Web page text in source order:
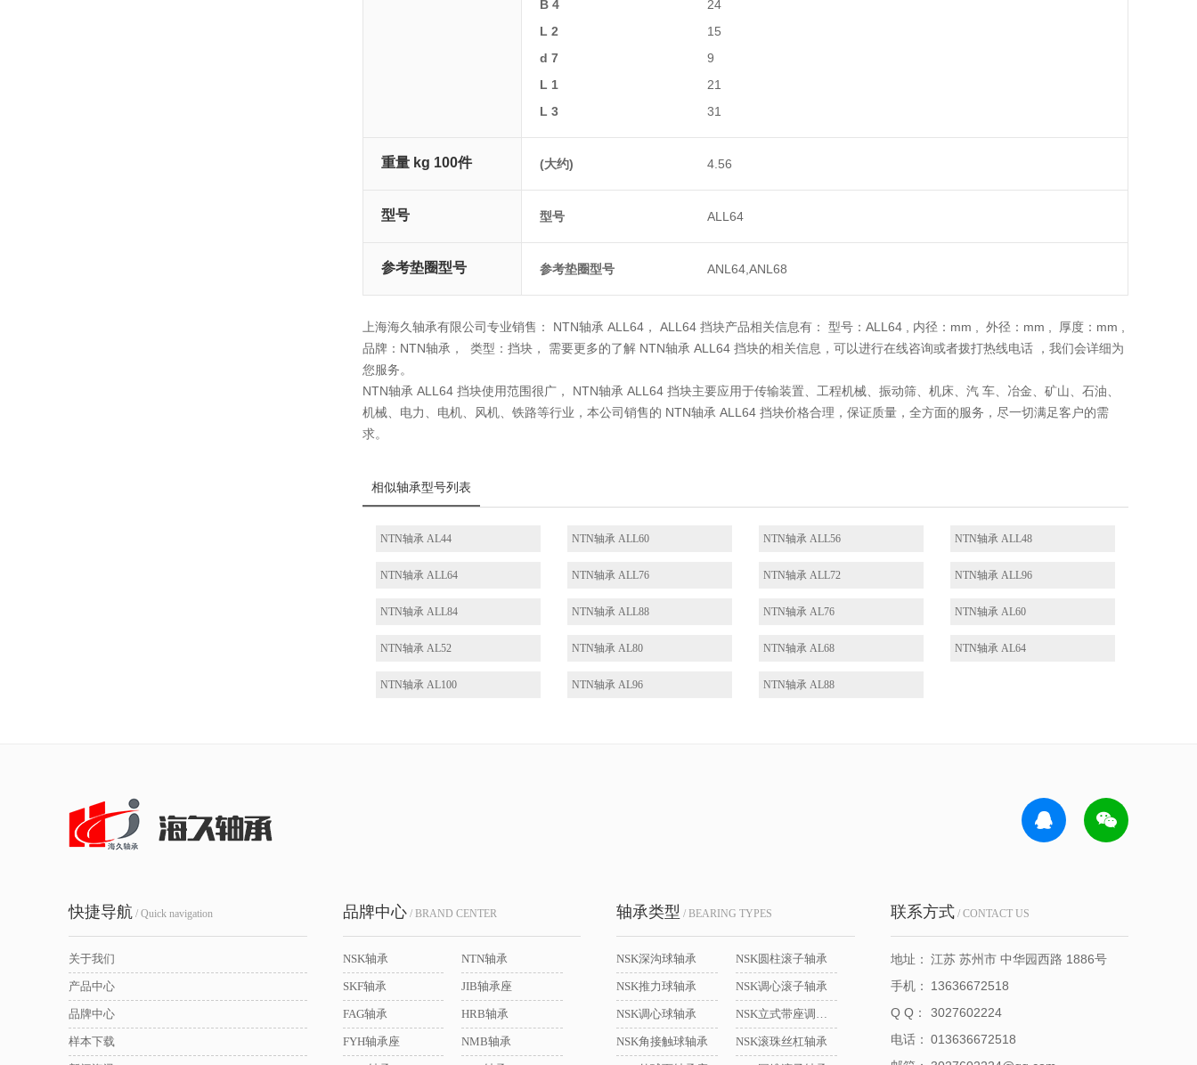
B 4
24
L 2
15
d 7
9
L 1
21
L 3
31
重量 kg 100件 (大约) 4.56
型号 型号 ALL64
参考垫圈型号 参考垫圈型号 ANL64,ANL68
上海海久轴承有限公司专业销售： NTN轴承 ALL64， ALL64 挡块产品相关信息有： 型号：ALL64 , 内径：mm , 外径：mm , 厚度：mm ,
品牌：NTN轴承， 类型：挡块， 需要更多的了解 NTN轴承 ALL64 挡块的相关信息，可以进行在线咨询或者拨打热线电话 ，我们会详细为
您服务。
NTN轴承 ALL64 挡块使用范围很广， NTN轴承 ALL64 挡块主要应用于传输装置、工程机械、振动筛、机床、汽 车、冶金、矿山、石油、
机械、电力、电机、风机、铁路等行业，本公司销售的 NTN轴承 ALL64 挡块价格合理，保证质量，全方面的服务，尽一切满足客户的需
求。
相似轴承型号列表
NTN轴承 AL44 NTN轴承 ALL60 NTN轴承 ALL56 NTN轴承 ALL48
NTN轴承 ALL64 NTN轴承 ALL76 NTN轴承 ALL72 NTN轴承 ALL96
NTN轴承 ALL84 NTN轴承 ALL88 NTN轴承 AL76 NTN轴承 AL60
NTN轴承 AL52 NTN轴承 AL80 NTN轴承 AL68 NTN轴承 AL64
NTN轴承 AL100 NTN轴承 AL96 NTN轴承 AL88
快捷导航 / Quick navigation
关于我们
产品中心
品牌中心
样本下载
品牌中心/ BRAND CENTER
NSK轴承 NTN轴承
SKF轴承 JIB轴承座
FAG轴承 HRB轴承
FYH轴承座 NMB轴承
轴承类型 / BEARING TYPES
NSK深沟球轴承 NSK圆柱滚子轴承
NSK推力球轴承 NSK调心滚子轴承
NSK调心球轴承 NSK立式带座调心轴承
NSK角接触球轴承 NSK滚珠丝杠轴承
联系方式/ CONTACT US
地址： 江苏 苏州市 中华园西路 1886号
手机：
13636672518
Q Q：
3027602224
电话： 013636672518